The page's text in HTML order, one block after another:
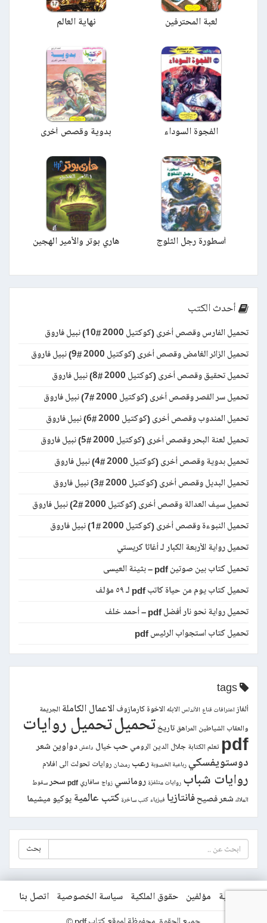
لعبة المحترفين نهاية العالم
الفجوة السوداء بدوية وقصص أخرى
أسطورة رجل الثلوج هاري بوتر والأمير الهجين
أحدث الكتب
تحميل الفارس وقصص أخرى (كوكتيل 2000 #10) نبيل فاروق
تحميل الزائر الغامض وقصص أخرى (كوكتيل 2000 #9) نبيل فاروق
تحميل تحقيق وقصص أخرى (كوكتيل 2000 #8) نبيل فاروق
تحميل سر القصر وقصص أخرى (كوكتيل 2000 #7) نبيل فاروق
تحميل المندوب وقصص أخرى (كوكتيل 2000 #6) نبيل فاروق
تحميل لعنة البحر وقصص أخرى (كوكتيل 2000 #5) نبيل فاروق
تحميل بدوية وقصص أخرى (كوكتيل 2000 #4) نبيل فاروق
تحميل البديل وقصص أخرى (كوكتيل 2000 #3) نبيل فاروق
تحميل سيف العدالة وقصص أخرى (كوكتيل 2000 #2) نبيل فاروق
تحميل النبوءة وقصص أخرى (كوكتيل 2000 #1) نبيل فاروق
تحميل رواية الأربعة الكبار لـ أغاثا كريستي
تحميل كتاب بين صوتين pdf – بثينة العيسى
تحميل كتاب يوم من حياة كاتب pdf لـ ٥٩ مؤلف
تحميل رواية نحو نار أفضل pdf – أحمد خلف
تحميل كتاب استجواب الرئيس pdf
ألغاز اعترافات قناع الأندلس الابلهالاخوة كارمازوف الاعمال الكاملة الجريمة
والعقاب الشياطين المراهق تاريختحميلتحميل روايات
pdf تعلم الكتابة جلال الدين الرومي حب خيال داعش دواوين شعر
دوستويفسكي رباعية الخصوبة رعب رمضان روايات تحولت الى افلام
روايات شباب روايات متلفزة رومانسي زواج سافاري pdf سحر سقوط
الملاك شعر فصيحفانتازيا فيزياء كتب ساخرة كتب عالمية يوكيو ميشيما
بحث
الرئيسية مؤلفين حقوق الملكية سياسة الخصوصية اتصل بنا